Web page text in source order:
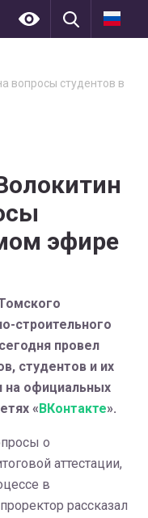
вопросы студентов в
эфире
строительного
провел
студентов и их
на официальных
«ВКонтакте».
о
аттестации,
в
рассказал